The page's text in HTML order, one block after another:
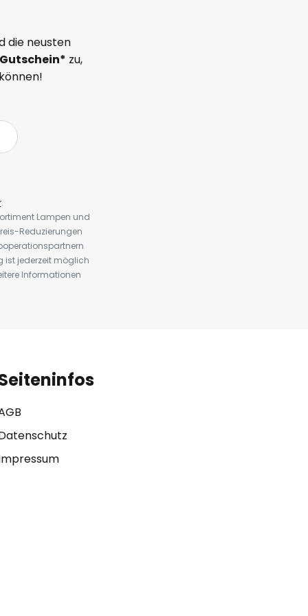
die neusten
zu,
.
Lampen und
Reduzierungen
ist jederzeit möglich
Informationen